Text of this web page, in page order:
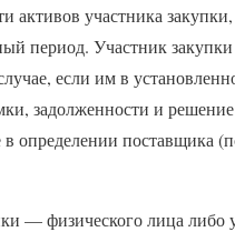
активов участника
период. Участник
если им в
задолженности и
в определении поставщика
— физического лица либо